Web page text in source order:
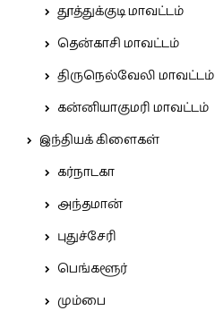
தூத்துக்குடி மாவட்டம்
தென்காசி மாவட்டம்
திருநெல்வேலி மாவட்டம்
கன்னியாகுமரி மாவட்டம்
இந்தியக் கிளைகள்
கர்நாடகா
அந்தமான்
புதுச்சேரி
பெங்களூர்
மும்பை